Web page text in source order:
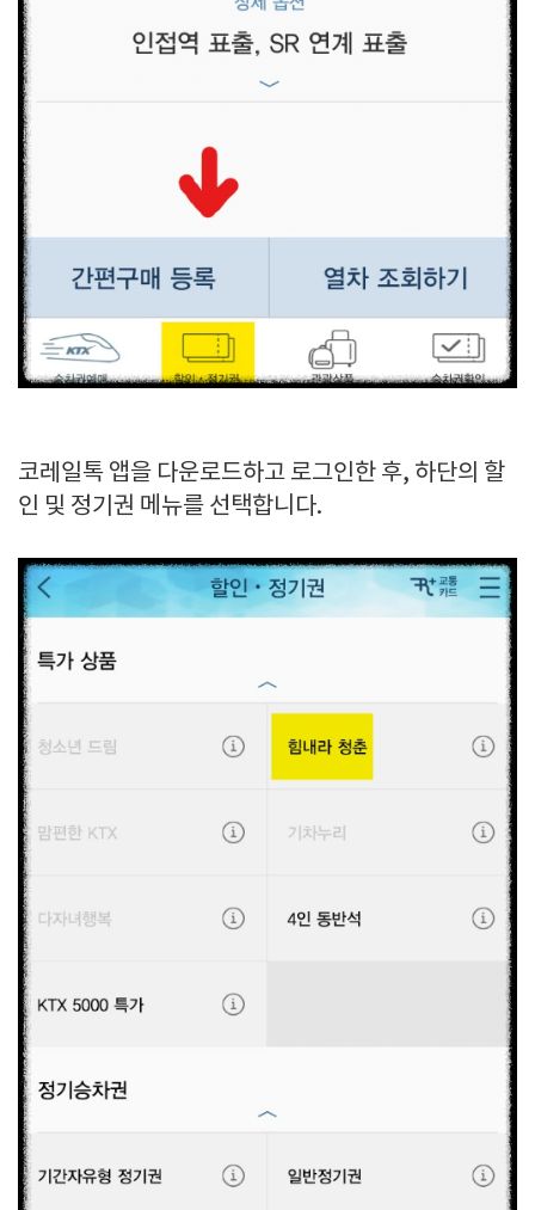
코레일톡 앱을 다운로드하고 로그인한 후, 하단의 할
인 및 정기권 메뉴를 선택합니다.